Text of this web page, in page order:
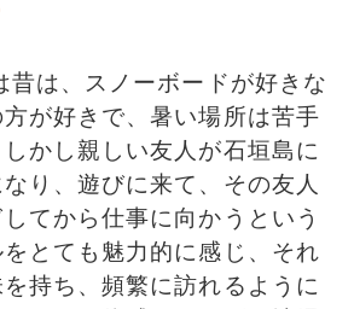
昔は、スノーボードが好きな
が好きで、暑い場所は苦手
かし親しい友人が石垣島に
り、遊びに来て、その友人
てから仕事に向かうという
とても魅力的に感じ、それ
持ち、頻繁に訪れるように